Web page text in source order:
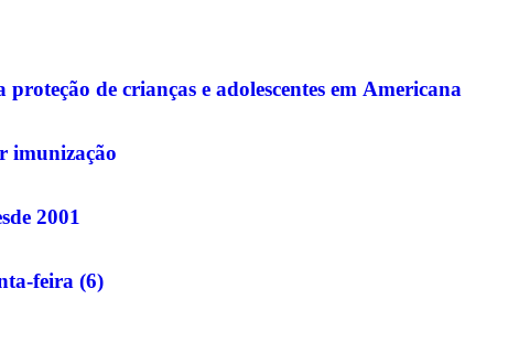
de crianças e adolescentes em Americana
imunização
2001
feira (6)